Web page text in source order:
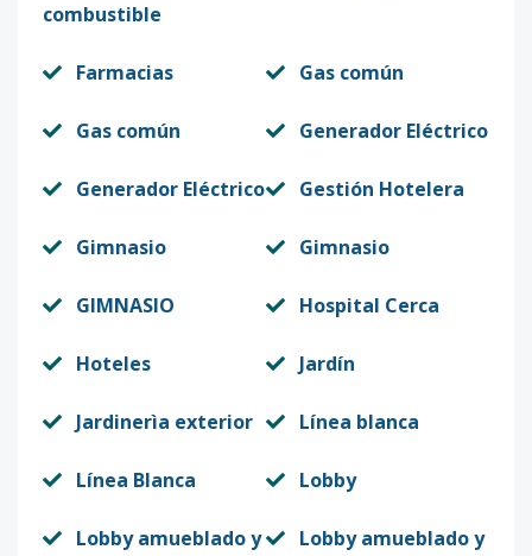
combustible
Farmacias Gas común
Gas común Generador Eléctrico
Generador Eléctrico Gestión Hotelera
Gimnasio Gimnasio
GIMNASIO Hospital Cerca
Hoteles Jardín
Jardinerìa exterior Línea blanca
Línea Blanca Lobby
Lobby amueblado y
Lobby amueblado y